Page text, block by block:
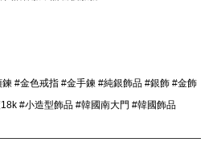
#金色戒指 #金手鍊 #純銀飾品 #銀飾 #金飾
#小造型飾品 #韓國南大門 #韓國飾品